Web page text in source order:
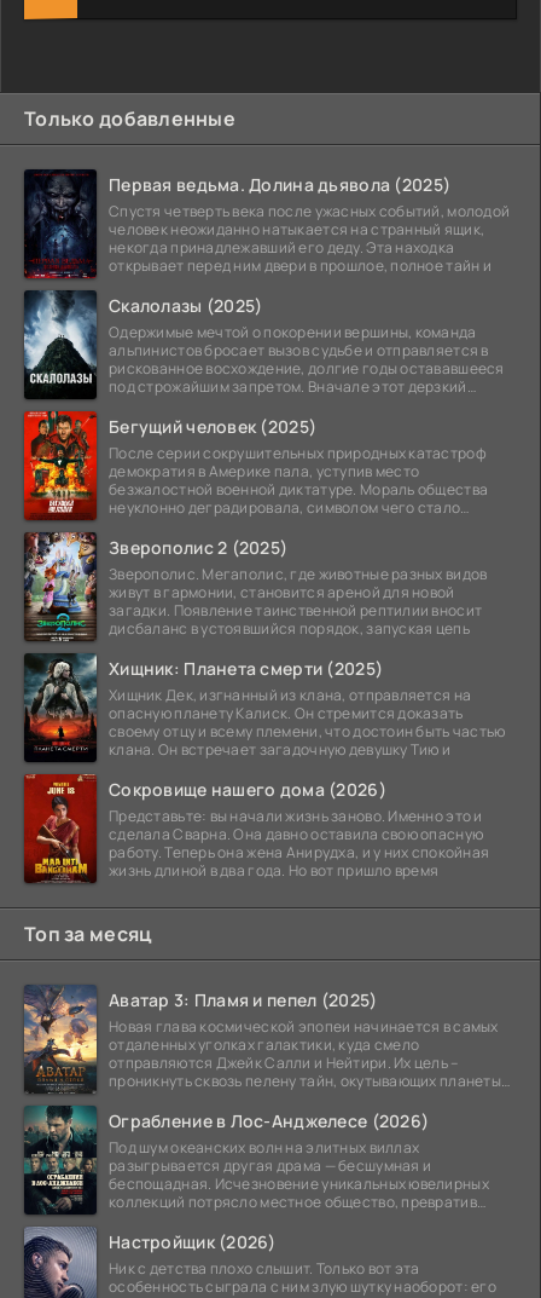
Только добавленные
Первая ведьма. Долина дьявола (2025)
Спустя четверть века после ужасных событий, молодой
человек неожиданно натыкается на странный ящик,
некогда принадлежавший его деду. Эта находка
открывает перед ним двери в прошлое, полное тайн и
Скалолазы (2025)
Одержимые мечтой о покорении вершины, команда
альпинистов бросает вызов судьбе и отправляется в
рискованное восхождение, долгие годы остававшееся
под строжайшим запретом. Вначале этот дерзкий
Бегущий человек (2025)
После серии сокрушительных природных катастроф
демократия в Америке пала, уступив место
безжалостной военной диктатуре. Мораль общества
неуклонно деградировала, символом чего стало
Зверополис 2 (2025)
Зверополис. Мегаполис, где животные разных видов
живут в гармонии, становится ареной для новой
загадки. Появление таинственной рептилии вносит
дисбаланс в устоявшийся порядок, запуская цепь
Хищник: Планета смерти (2025)
Хищник Дек, изгнанный из клана, отправляется на
опасную планету Калиск. Он стремится доказать
своему отцу и всему племени, что достоин быть частью
клана. Он встречает загадочную девушку Тию и
Сокровище нашего дома (2026)
Представьте: вы начали жизнь заново. Именно это и
сделала Сварна. Она давно оставила свою опасную
работу. Теперь она жена Анирудха, и у них спокойная
жизнь длиной в два года. Но вот пришло время
Топ за месяц
Аватар 3: Пламя и пепел (2025)
Новая глава космической эпопеи начинается в самых
отдаленных уголках галактики, куда смело
отправляются Джейк Салли и Нейтири. Их цель –
проникнуть сквозь пелену тайн, окутывающих планеты
Ограбление в Лос-Анджелесе (2026)
Под шум океанских волн на элитных виллах
разыгрывается другая драма — бесшумная и
беспощадная. Исчезновение уникальных ювелирных
коллекций потрясло местное общество, превратив
Настройщик (2026)
Ник с детства плохо слышит. Только вот эта
особенность сыграла с ним злую шутку наоборот: его